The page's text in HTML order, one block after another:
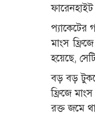
প্যাকেটের
মাংস
হয়েছে,
বড় বড়
ফ্রিজে
রক্ত জমে